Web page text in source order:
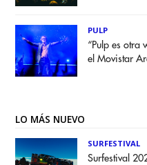
PULP
“Pulp es otra
el Movistar
LO MÁS NUEVO
SURFESTIVAL
Surfestival